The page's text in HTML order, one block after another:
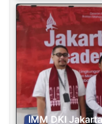
IMM DKI